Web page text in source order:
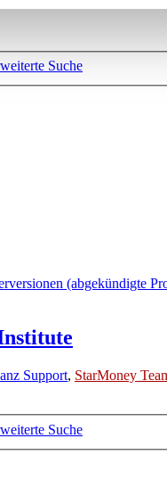
Suche
(abgekündigte
Support, StarMoney
Suche